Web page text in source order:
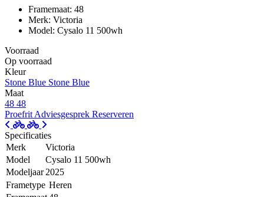
Framemaat: 48
Merk: Victoria
Model: Cysalo 11 500wh
Voorraad
Op voorraad
Kleur
Stone Blue Stone Blue
Maat
48 48
Proefrit Adviesgesprek Reserveren
Specificaties
Merk
Victoria
Model
Cysalo 11 500wh
Modeljaar 2025
Frametype Heren